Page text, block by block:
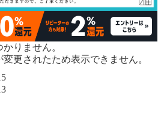
りません。
更されたため表示できません。